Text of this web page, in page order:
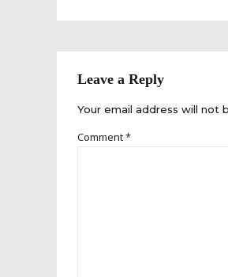
Leave a Reply
Your email address will not
Comment*